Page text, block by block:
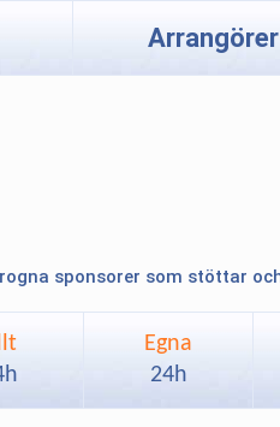
Arrangörer
sponsorer som stöttar
Egna
24h